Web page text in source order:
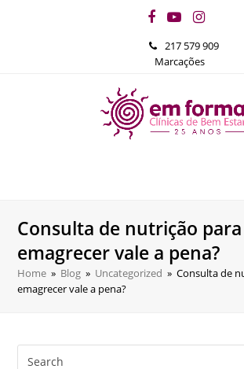
Facebook
YouTube
217 579 909
Marcações
Consulta de nutrição para
emagrecer vale a pena?
Home » Blog » Uncategorized » Consulta de
emagrecer vale a pena?